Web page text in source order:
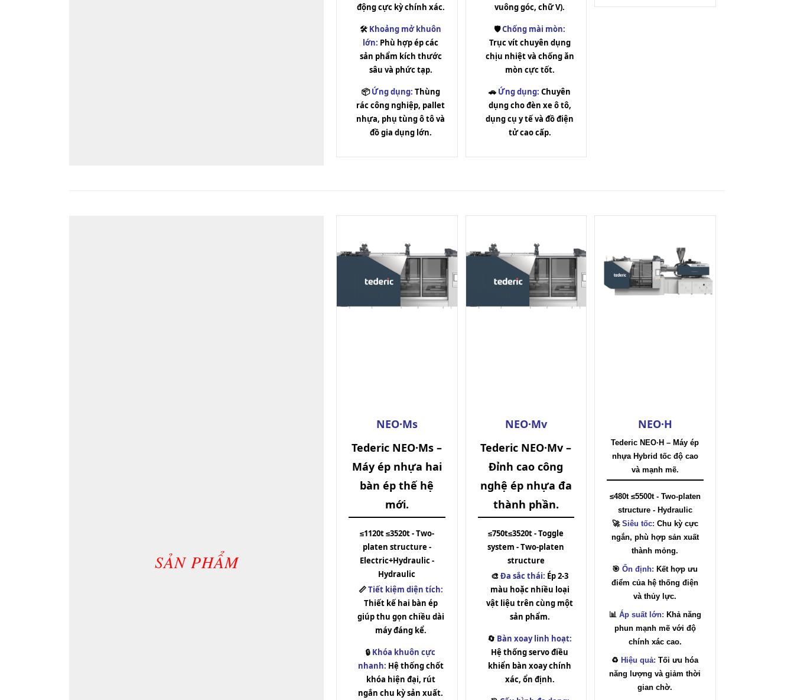
động cực kỳ chính xác.
🛠️ Khoảng mở khuôn
lớn: Phù hợp ép các
sản phẩm kích thước
sâu và phức tạp.
📦Ứng dụng: Thùng
rác công nghiệp, pallet
nhựa, phụ tùng ô tô và
đồ gia dụng lớn.
vuông góc, chữ V).
🛡️Chống mài mòn:
Trục vít chuyên dụng
chịu nhiệt và chống ăn
mòn cực tốt.
🚗 Ứng dụng: Chuyên
dụng cho đèn xe ô tô,
dụng cụ y tế và đồ điện
tử cao cấp.
SẢN PHẨM
NEO·Ms
Tederic NEO·Ms –
Máy ép nhựa hai
bàn ép thế hệ
mới.
≤1120t ≤3520t - Two-
platen structure -
Electric+Hydraulic -
Hydraulic
📏Tiết kiệm diện tích:
Thiết kế hai bàn ép
giúp thu gọn chiều dài
máy đáng kể.
🔒 Khóa khuôn cực
nhanh: Hệ thống chốt
khóa hiện đại, rút
ngắn chu kỳ sản xuất.
NEO·Mv
Tederic NEO·Mv –
Đỉnh cao công
nghệ ép nhựa đa
thành phần.
≤750t≤3520t - Toggle
system - Two-platen
structure
🎨Đa sắc thái: Ép 2-3
màu hoặc nhiều loại
vật liệu trên cùng một
sản phẩm.
🔄 Bàn xoay linh hoạt:
Hệ thống servo điều
khiển bàn xoay chính
xác, ổn định.
NEO·H
Tederic NEO·H – Máy ép
nhựa Hybrid tốc độ cao
và mạnh mẽ.
≤480t ≤5500t - Two-platen
structure - Hydraulic
🚀 Siêu tốc: Chu kỳ cực
ngắn, phù hợp sản xuất
thành mỏng.
🎯Ổn định: Kết hợp ưu
điểm của hệ thống điện
và thủy lực.
📊 Áp suất lớn: Khả năng
phun mạnh mẽ với độ
chính xác cao.
♻️ Hiệu quả: Tối ưu hóa
năng lượng và giảm thời
gian chờ.